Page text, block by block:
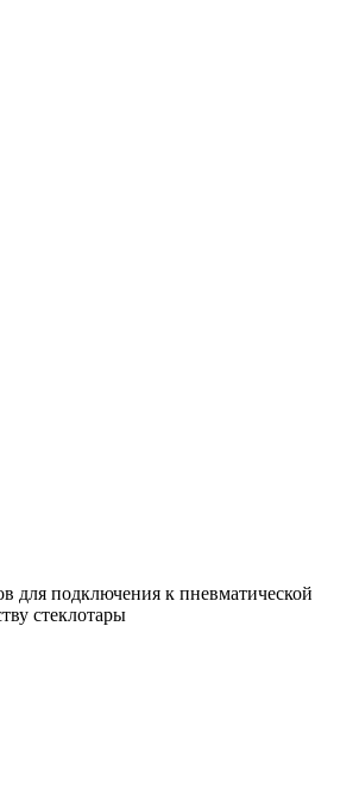
для подключения к пневматической
стеклотары